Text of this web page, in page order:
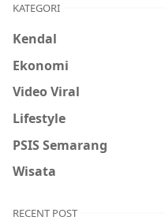
KATEGORI
Kendal
Ekonomi
Video Viral
Lifestyle
PSIS Semarang
Wisata
RECENT POST